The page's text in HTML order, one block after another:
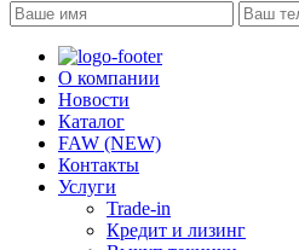
О компании
Новости
Каталог
FAW (NEW)
Контакты
Услуги
Trade-in
Кредит и лизинг